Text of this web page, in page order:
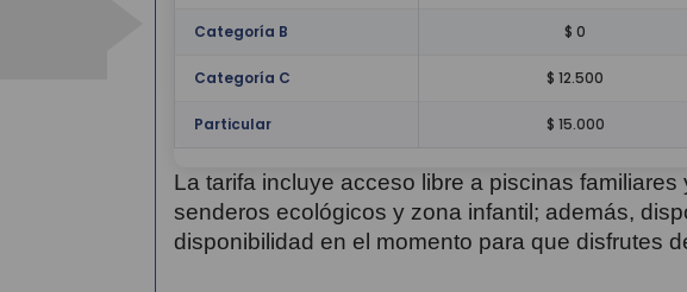
Categoría B $ 0
Categoría C $ 12.500
Particular $ 15.000
La tarifa incluye acceso libre a piscinas
senderos ecológicos y zona infantil; además,
disponibilidad en el momento para que disfrutes